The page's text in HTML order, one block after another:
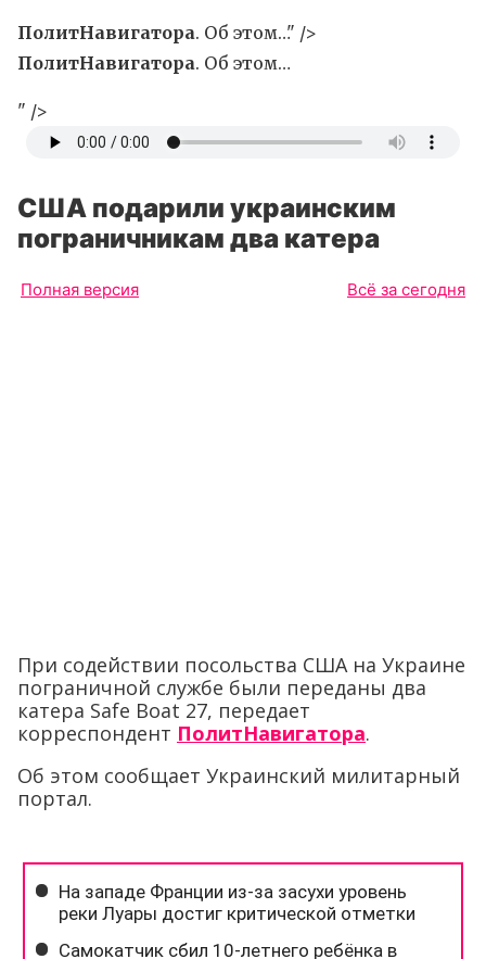
ПолитНавигатора. Об этом…" />
ПолитНавигатора. Об этом…
" />
США подарили украинским
пограничникам два катера
Полная версия Всё за сегодня
При содействии посольства США на Украине
пограничной службе были переданы два
катера Safe Boat 27, передает
корреспондент ПолитНавигатора.
Об этом сообщает Украинский милитарный
портал.